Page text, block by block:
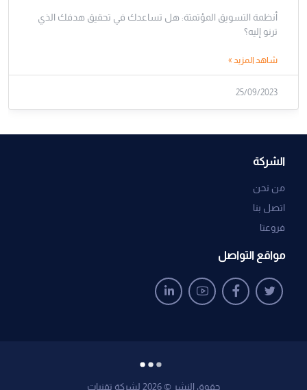
أنظمة التسويق المؤتمتة: هل تساعدك في تحقيق هدفك الذي
ترنو إليه؟
شاهد المزيد »
25/09/2023
الشركة
من نحن
اتصل بنا
فروعتا
مواقع التواصل
حقوق النشر © 2026 لشركة تقنيات